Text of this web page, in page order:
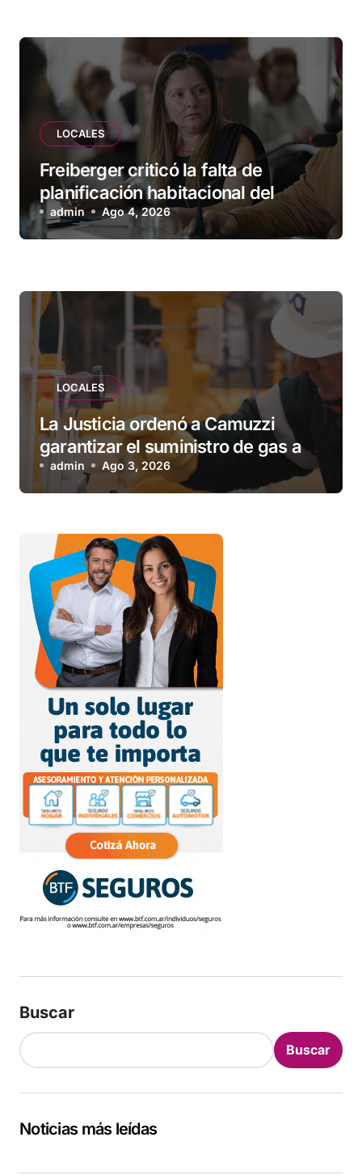
LOCALES
Freiberger criticó la falta de
planificación habitacional del
Municipio: “Vuoto deja afuera a
vecinos que llevan más de 20 años
admin Ago 4, 2026
LOCALES
La Justicia ordenó a Camuzzi
garantizar el suministro de gas a
una familia de Tolhuin
admin Ago 3, 2026
Buscar
Buscar
Noticias más leídas